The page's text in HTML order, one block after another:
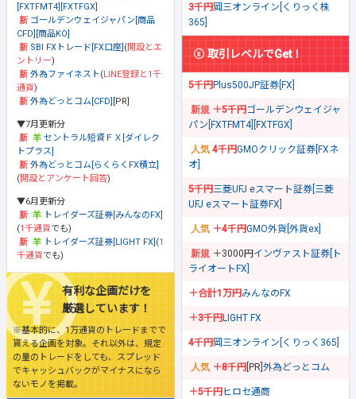
[FXTFMT4][FXTFGX]
ゴールデンウェイジャパン[商品
CFD][商品KO]
SBI FXトレード[FX口座] (開設とエ
ントリー)
外為ファイネスト(LINE登録と1千
通貨)
外為どっとコム[CFD] [PR]
▼7月更新分
セントラル短資ＦＸ[ダイレク
トプラス]
外為どっとコム[らくらくFX積立]
(開設とアンケート回答)
▼6月更新分
トレイダーズ証券[みんなのFX]
(1千通貨でも)
トレイダーズ証券[LIGHT FX] (1
千通貨でも)
有利な企画だけを
厳選しています！
※基本的に、1万通貨のトレードまでで
貰える企画を対象。それ以外は、規定
の量のトレードをしても、スプレッド
でキャッシュバックがマイナスになら
ないモノを掲載。
3千円岡三オンライン[くりっく株
365]
取引レベルでGet！
5千円Plus500JP証券[FX]
＋5千円ゴールデンウェイジャ
パン[FXTFMT4][FXTFGX]
4千円GMOクリック証券[FXネ
オ]
5千円三菱UFJ eスマート証券[三菱
UFJ eスマート証券FX]
＋4千円GMO外貨[外貨ex]
＋3000円 インヴァスト証券[ト
ライオートFX]
＋合計1万円みんなのFX
＋3千円LIGHT FX
4千円岡三オンライン[くりっく365]
＋8千円 [PR] 外為どっとコム
＋5千円ヒロセ通商